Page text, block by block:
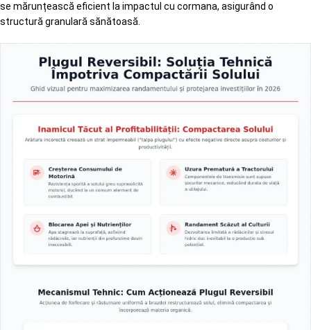
se mărunțească eficient la impactul cu cormana, asigurând o
structură granulară sănătoasă.